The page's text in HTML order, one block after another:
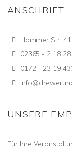
ANSCHRIFT
Hammer Str.
02365 - 2 18 28
0172 - 23 19
UNSERE
Für Ihre